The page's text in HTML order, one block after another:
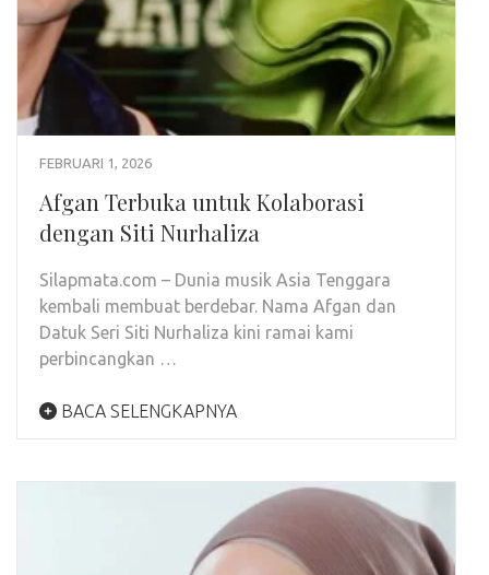
FEBRUARI 1, 2026
Afgan Terbuka untuk Kolaborasi
dengan Siti Nurhaliza
Silapmata.com – Dunia musik Asia Tenggara
kembali membuat berdebar. Nama Afgan dan
Datuk Seri Siti Nurhaliza kini ramai kami
perbincangkan …
BACA SELENGKAPNYA